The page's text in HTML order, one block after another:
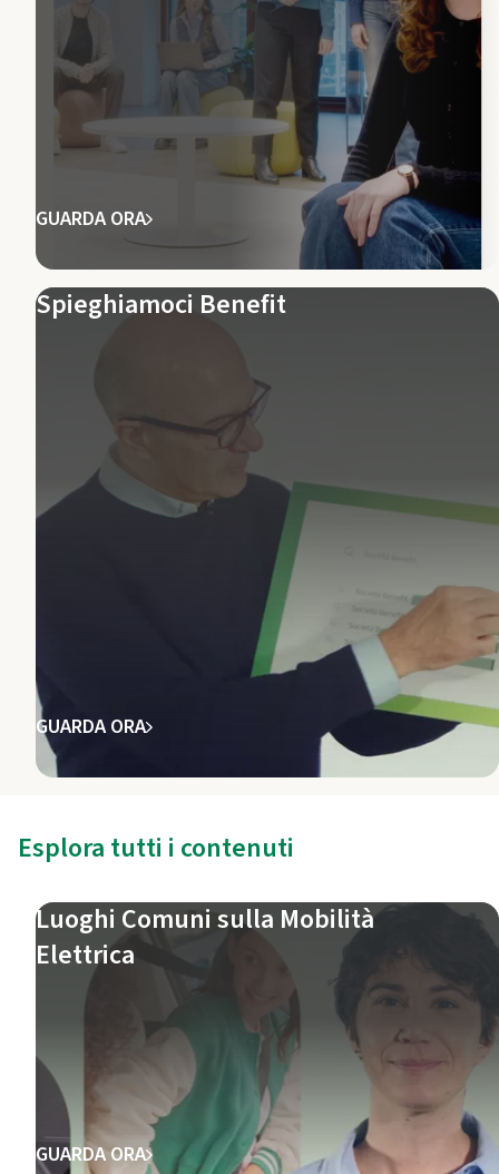
GUARDA ORA
Spieghiamoci Benefit
GUARDA ORA
Esplora tutti i contenuti
Luoghi Comuni sulla Mobilità
Elettrica
GUARDA ORA